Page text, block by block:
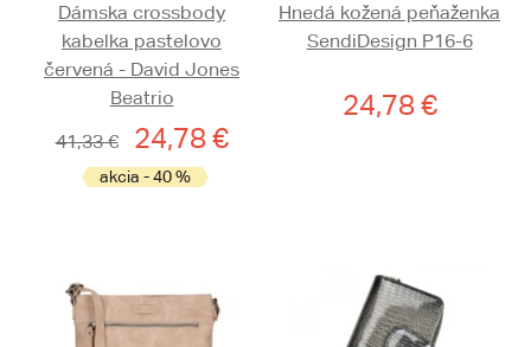
Dámska crossbody
kabelka pastelovo
červená - David Jones
Beatrio
41,33 €
24,78 €
akcia - 40 %
Hnedá kožená peňaženka
SendiDesign P16-6
24,78 €